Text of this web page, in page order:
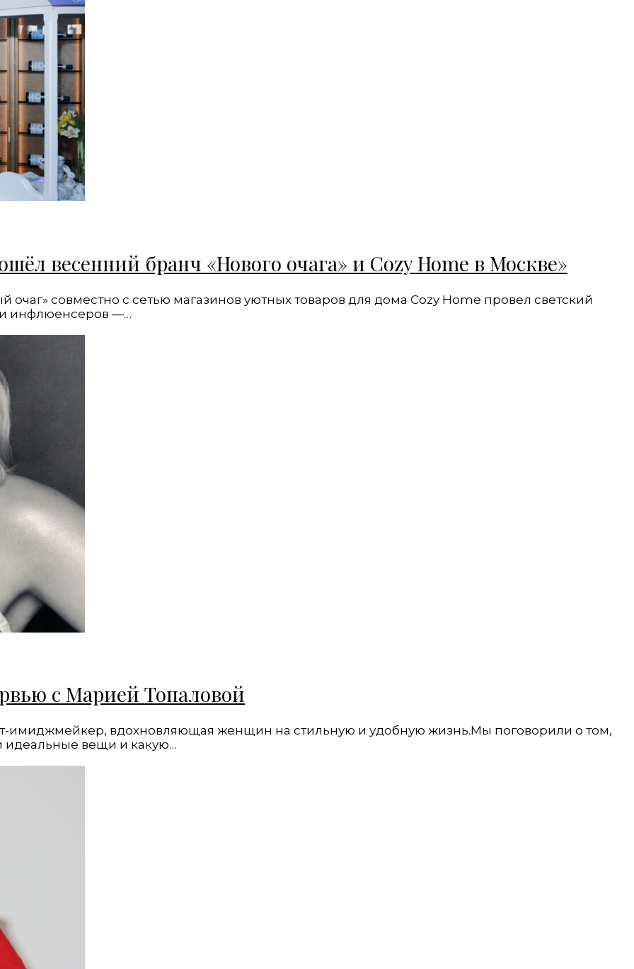
весенний бранч «Нового очага» и Cozy Home в Москве»
совместно с сетью магазинов уютных товаров для дома Cozy Home провел светский
и инфлюенсеров —…
с Марией Топаловой
имиджмейкер, вдохновляющая женщин на стильную и удобную жизнь.Мы поговорили о том,
идеальные вещи и какую…